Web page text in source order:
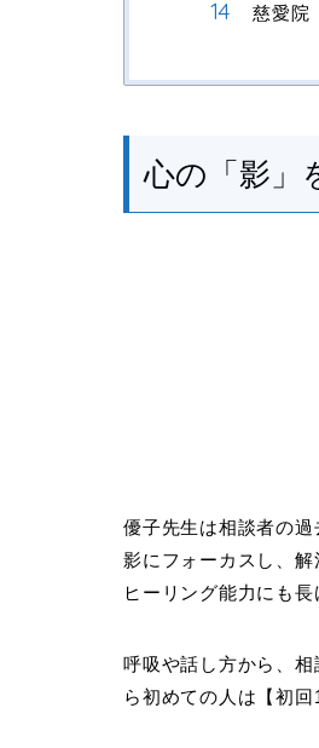
慈愛院
心の「影」
優子先生は相談者の
影にフォーカスし、
ヒーリング能力にも
呼吸や話し方から、
ら初めての人は【初回